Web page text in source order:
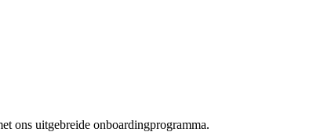
ons uitgebreide onboardingprogramma.